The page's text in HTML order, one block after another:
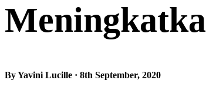
By Yavini Lucille · 8th September, 2020